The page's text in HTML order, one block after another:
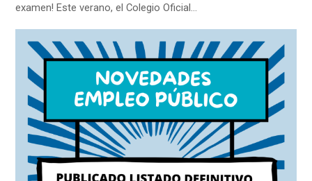
examen! Este verano, el Colegio Oficial…